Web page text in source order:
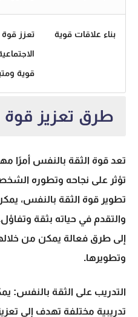
بناء علاقات قوية
تعزز قوة
قوية
طرق تعزيز قوة
تعد قوة الثقة بالنفس أمرًا
تؤثر على نجاحه وتطوره
تطوير قوة الثقة بالنفس،
والتقدم في حياته بثقة
إلى طرق فعالة يمكن من
وتطويرها.
التدريب على الثقة بالنفس:
تدريبية مختلفة تهدف إلى